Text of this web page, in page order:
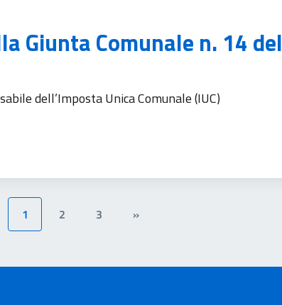
Giunta Comunale n. 14 del
dell’Imposta Unica Comunale (IUC)
1 2 3 »